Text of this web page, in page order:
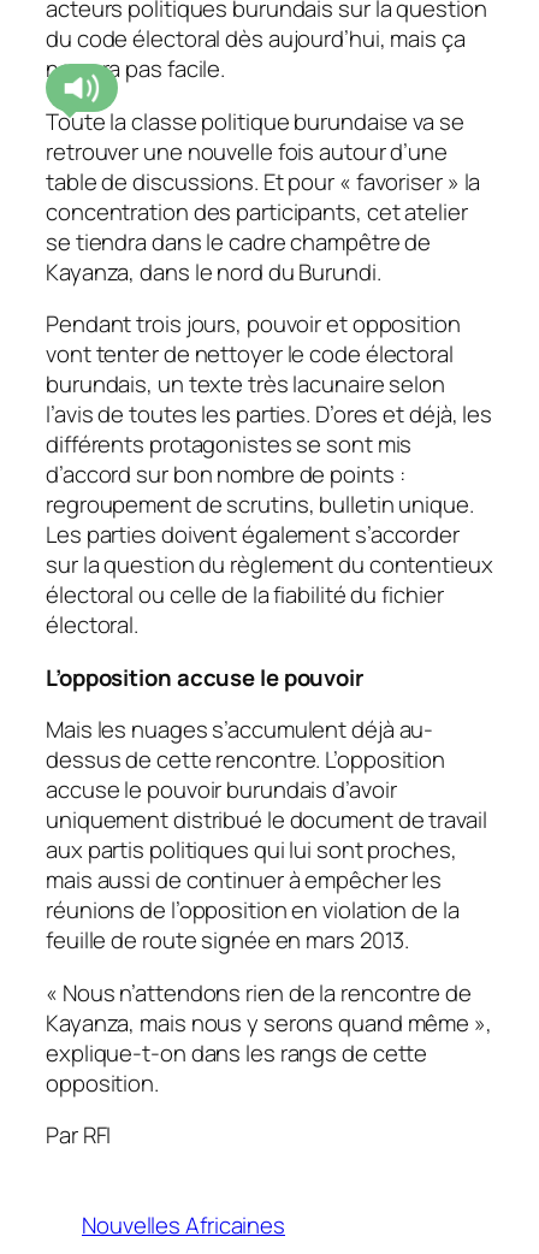
acteurs politiques burundais sur la question
du code électoral dès aujourd’hui, mais ça
ne sera pas facile.
Toute la classe politique burundaise va se
retrouver une nouvelle fois autour d’une
table de discussions. Et pour « favoriser » la
concentration des participants, cet atelier
se tiendra dans le cadre champêtre de
Kayanza, dans le nord du Burundi.
Pendant trois jours, pouvoir et opposition
vont tenter de nettoyer le code électoral
burundais, un texte très lacunaire selon
l’avis de toutes les parties. D’ores et déjà, les
différents protagonistes se sont mis
d’accord sur bon nombre de points :
regroupement de scrutins, bulletin unique.
Les parties doivent également s’accorder
sur la question du règlement du contentieux
électoral ou celle de la fiabilité du fichier
électoral.
L’opposition accuse le pouvoir
Mais les nuages s’accumulent déjà au-
dessus de cette rencontre. L’opposition
accuse le pouvoir burundais d’avoir
uniquement distribué le document de travail
aux partis politiques qui lui sont proches,
mais aussi de continuer à empêcher les
réunions de l’opposition en violation de la
feuille de route signée en mars 2013.
« Nous n’attendons rien de la rencontre de
Kayanza, mais nous y serons quand même »,
explique-t-on dans les rangs de cette
opposition.
Par RFI
Nouvelles Africaines